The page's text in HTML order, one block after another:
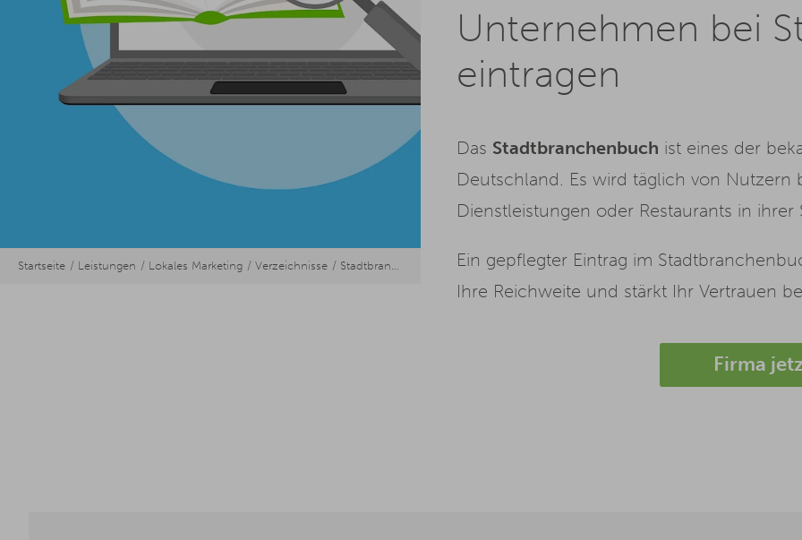
Startseite Leistungen Lokales Marketing Verzeichnisse
Unternehmen bei
eintragen
Das Stadtbranchenbuch ist eines der
Deutschland. Es wird täglich von Nutzern
Dienstleistungen oder Restaurants in ihrer
Ein gepflegter Eintrag im
Ihre Reichweite und stärkt Ihr Vertrauen
Firma